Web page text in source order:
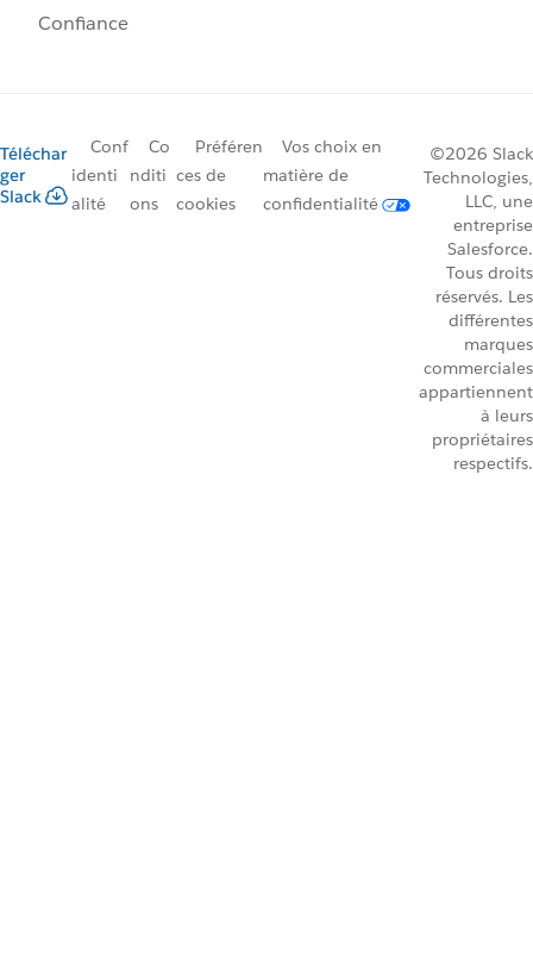
Confiance
Téléchar
ger
Slack
Conf
identi
alité
Co
nditi
ons
Préféren
ces de
cookies
Vos choix en
matière de
confidentialité
©2026 Slack
Technologies,
LLC, une
entreprise
Salesforce.
Tous droits
réservés. Les
différentes
marques
commerciales
appartiennent
à leurs
propriétaires
respectifs.